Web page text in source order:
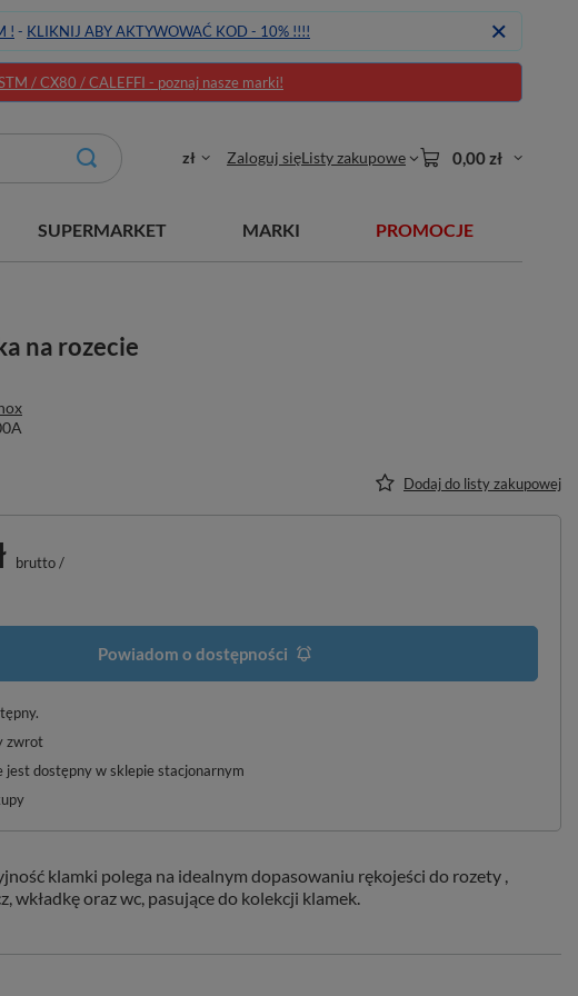
! - KLIKNIJ ABY AKTYWOWAĆ KOD - 10% !!!!
/ CX80 / CALEFFI - poznaj nasze marki!
zł Zaloguj sięListy zakupowe 0,00 zł
SUPERMARKET MARKI PROMOCJE
na rozecie
Dodaj do listy zakupowej
brutto/
Powiadom o dostępności
zwrot
jest dostępny w sklepie stacjonarnym
klamki polega na idealnym dopasowaniu rękojeści do rozety ,
wkładkę oraz wc, pasujące do kolekcji klamek.